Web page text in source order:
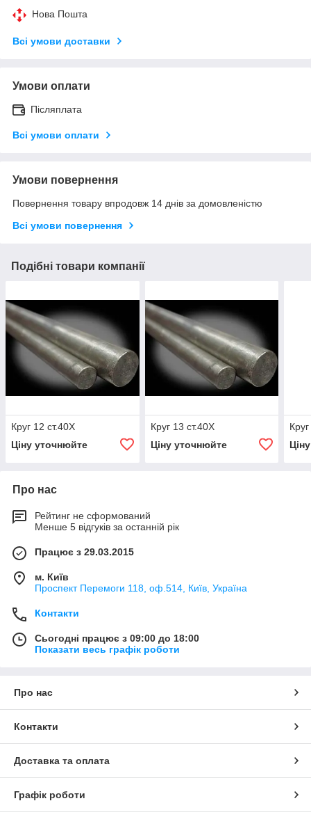
Нова Пошта
Всі умови доставки
Умови оплати
Післяплата
Всі умови оплати
Умови повернення
Повернення товару впродовж 14 днів за домовленістю
Всі умови повернення
Подібні товари компанії
Круг 12 ст.40Х
Ціну уточнюйте
Круг 13 ст.40Х
Ціну уточнюйте
Про нас
Рейтинг не сформований
Менше 5 відгуків за останній рік
Працює з 29.03.2015
м. Київ
Проспект Перемоги 118, оф.514, Київ, Україна
Контакти
Сьогодні працює з 09:00 до 18:00
Показати весь графік роботи
Про нас
Контакти
Доставка та оплата
Графік роботи